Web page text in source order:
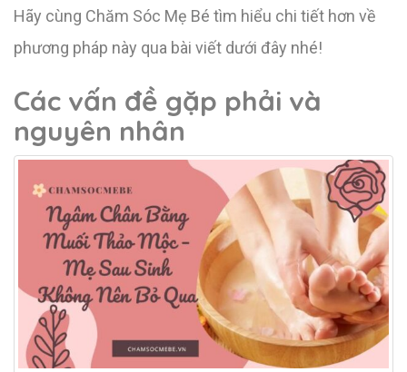
Hãy cùng Chăm Sóc Mẹ Bé tìm hiểu chi tiết hơn về
phương pháp này qua bài viết dưới đây nhé!
Các vấn đề gặp phải và
nguyên nhân